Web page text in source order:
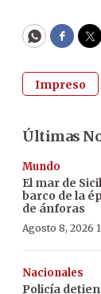
Impreso
Últimas
Mundo
El mar de
barco de la
de ánforas
Agosto 8, 2026
Nacionales
Policía